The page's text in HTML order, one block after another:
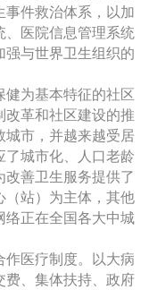
事件救治体系，以加
、医院信息管理系统
强与世界卫生组织的
健为基本特征的社区
改革和社区建设的推
城市，并越来越受居
了城市化、人口老龄
善卫生服务提供了
（站）为主体，其他
络正在全国各大中城
作医疗制度。以大病
费、集体扶持、政府